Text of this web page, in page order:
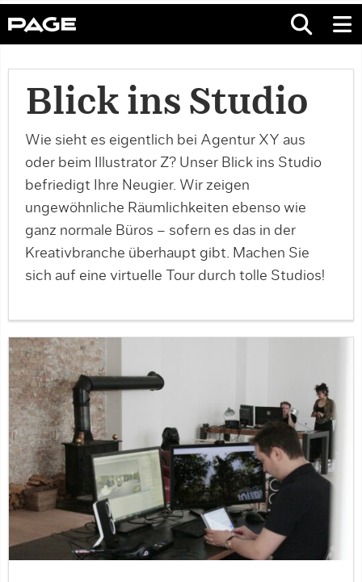
Blick ins Studio
Wie sieht es eigentlich bei Agentur XY aus
oder beim Illustrator Z? Unser Blick ins Studio
befriedigt Ihre Neugier. Wir zeigen
ungewöhnliche Räumlichkeiten ebenso wie
ganz normale Büros – sofern es das in der
Kreativbranche überhaupt gibt. Machen Sie
sich auf eine virtuelle Tour durch tolle Studios!